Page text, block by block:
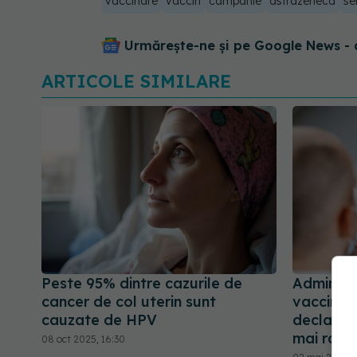
Urmărește-ne și pe Google News -
ARTICOLE SIMILARE
Peste 95% dintre cazurile de
cancer de col uterin sunt
cauzate de HPV
08 oct 2025, 16:30
vaccin în
mai